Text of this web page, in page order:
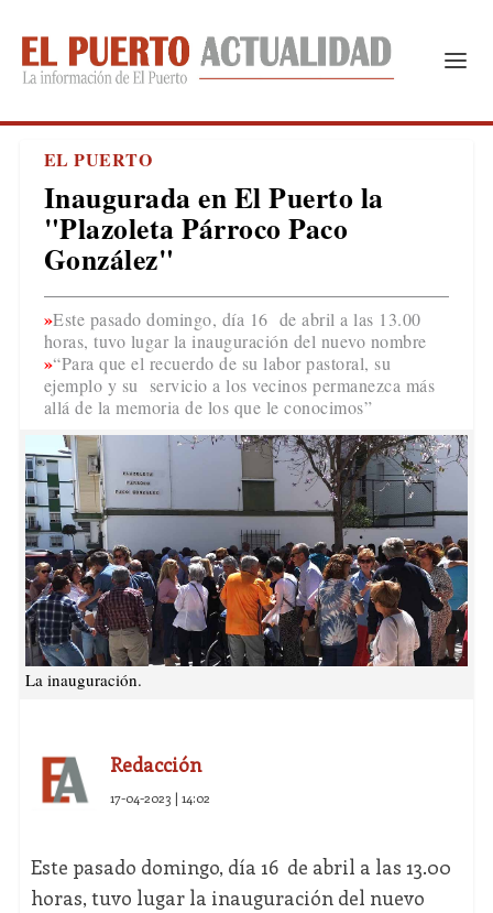
EL PUERTO
Inaugurada en El Puerto la
"Plazoleta Párroco Paco
González"
Este pasado domingo, día 16 de abril a las 13.00
horas, tuvo lugar la inauguración del nuevo nombre
“Para que el recuerdo de su labor pastoral, su
ejemplo y su servicio a los vecinos permanezca más
allá de la memoria de los que le conocimos”
La inauguración.
Redacción
17-04-2023 | 14:02
Este pasado domingo, día 16 de abril a las 13.00
horas, tuvo lugar la inauguración del nuevo